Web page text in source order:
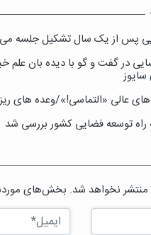
پس از یک سال تشکیل جلسه
در گفت و گو با دیده بان علم خبر
عالی «التماسی!»/وعده های
توسعه فضایی کشور بررسی شد
نخواهد شد. بخش‌های